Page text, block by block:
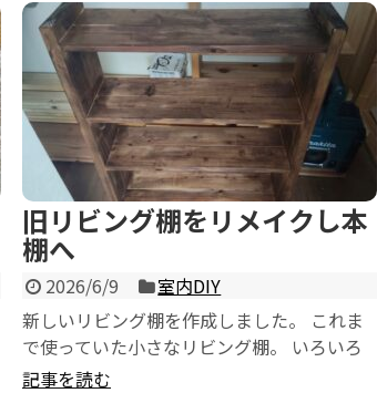
旧リビング棚をリメイクし本
棚へ
2026/6/9
室内DIY
新しいリビング棚を作成しました。 これま
で使っていた小さなリビング棚。 いろいろ
機能的に考えたのですが、嫁からは...
記事を読む